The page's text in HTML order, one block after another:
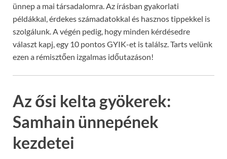
ünnep a mai társadalomra. Az írásban gyakorlati
példákkal, érdekes számadatokkal és hasznos tippekkel is
szolgálunk. A végén pedig, hogy minden kérdésedre
választ kapj, egy 10 pontos GYIK-et is találsz. Tarts velünk
ezen a rémisztően izgalmas időutazáson!
Az ősi kelta gyökerek:
Samhain ünnepének
kezdetei